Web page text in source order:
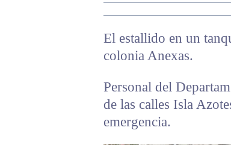
El estallido en un
colonia Anexas.
Personal del
de las calles Isla
emergencia.